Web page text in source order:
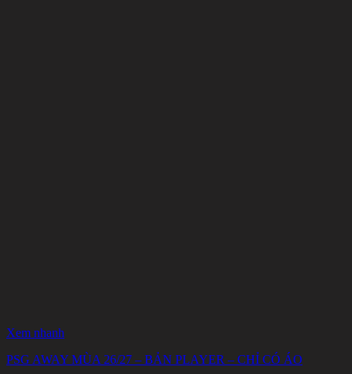
Xem nhanh
PSG AWAY MÙA 26/27 – BẢN PLAYER – CHỈ CÓ ÁO